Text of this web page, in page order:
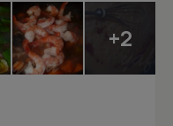
+2